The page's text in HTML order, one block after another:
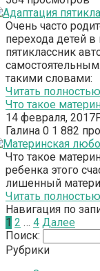
Очень часто
перехода детей
пятиклассник
такими словами:
Читать полностью
Что такое
14 февраля, 2017
Галина 0 1 882
Что такое
ребенка этого
лишенный
Читать полностью
Навигация по
1 2 … 4 Далее
Поиск:
Рубрики